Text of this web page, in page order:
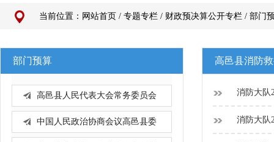
当前位置： 网站首页 / 专题专栏 / 财政预决算公开专栏 / 部门
部门预算
高邑县人民代表大会常务委员会
中国人民政治协商会议高邑县委
高邑县消防
消防大队
消防大队